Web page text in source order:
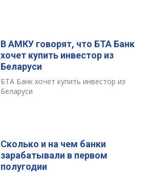
В АМКУ говорят, что БТА Банк
хочет купить инвестор из
Беларуси
БТА Банк хочет купить инвестор из
Беларуси
Сколько и на чем банки
зарабатывали в первом
полугодии